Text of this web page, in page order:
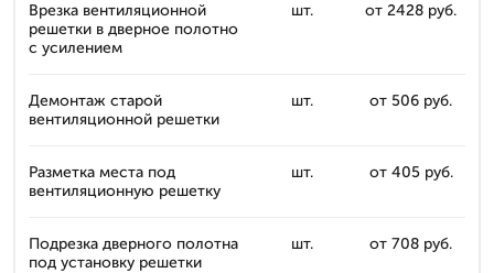
Врезка вентиляционной
решетки в дверное полотно
с усилением
шт. от 2428 руб.
Демонтаж старой
вентиляционной решетки
шт. от 506 руб.
Разметка места под
вентиляционную решетку
шт. от 405 руб.
Подрезка дверного полотна
под установку решетки
шт. от 708 руб.